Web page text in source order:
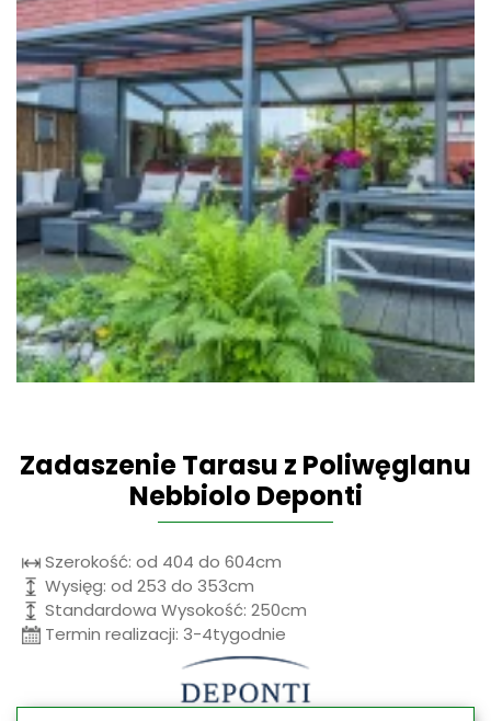
Zadaszenie Tarasu z Poliwęglanu
Nebbiolo Deponti
Szerokość: od 404 do 604cm
Wysięg: od 253 do 353cm
Standardowa Wysokość: 250cm
Termin realizacji: 3-4tygodnie